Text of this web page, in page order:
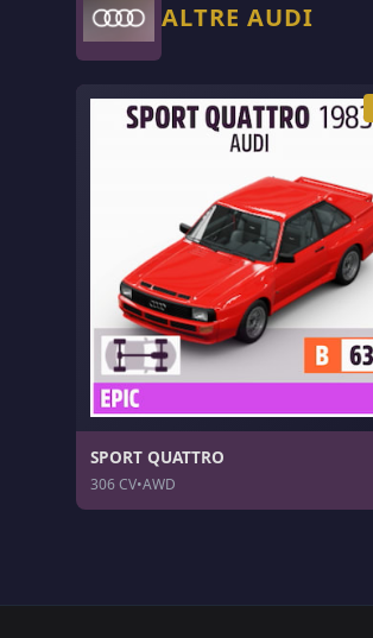
ALTRE AUDI
SPORT QUATTRO
306 CV•AWD